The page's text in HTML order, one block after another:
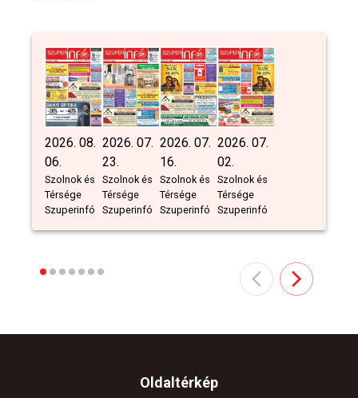
2026. 08.
06.
Szolnok és
Térsége
Szuperinfó
2026. 07.
23.
Szolnok és
Térsége
Szuperinfó
2026. 07.
16.
Szolnok és
Térsége
Szuperinfó
2026. 07.
02.
Szolnok és
Térsége
Szuperinfó
Oldaltérkép